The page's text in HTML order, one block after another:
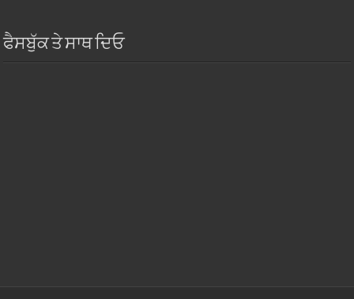
ਫੈਸਬੁੱਕ ਤੇ ਸਾਥ ਦਿਓ